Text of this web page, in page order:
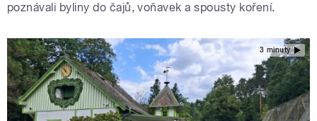
poznávali byliny do čajů, voňavek a spousty koření.
3 minuty